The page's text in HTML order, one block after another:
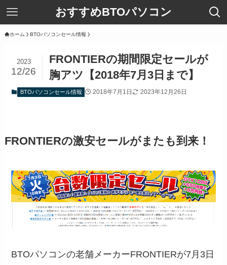
おすすめBTOパソコン
ホーム BTOパソコンセール情報
FRONTIERの期間限定セールが
胸アツ【2018年7月3日まで】
2023
12/26
BTOパソコンセール情報 2018年7月1日 2023年12月26日
FRONTIERの激安セールがまたも到来！
BTOパソコンの老舗メーカーFRONTIERが7月3日